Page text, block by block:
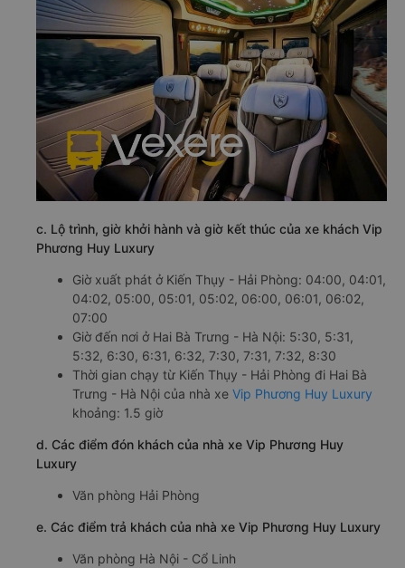
c. Lộ trình, giờ khởi hành và giờ kết thúc của xe khách Vip
Phương Huy Luxury
Giờ xuất phát ở Kiến Thụy - Hải Phòng: 04:00, 04:01,
04:02, 05:00, 05:01, 05:02, 06:00, 06:01, 06:02,
07:00
Giờ đến nơi ở Hai Bà Trưng - Hà Nội: 5:30, 5:31,
5:32, 6:30, 6:31, 6:32, 7:30, 7:31, 7:32, 8:30
Thời gian chạy từ Kiến Thụy - Hải Phòng đi Hai Bà
Trưng - Hà Nội của nhà xe Vip Phương Huy Luxury
khoảng: 1.5 giờ
d. Các điểm đón khách của nhà xe Vip Phương Huy
Luxury
Văn phòng Hải Phòng
e. Các điểm trả khách của nhà xe Vip Phương Huy Luxury
Văn phòng Hà Nội - Cổ Linh